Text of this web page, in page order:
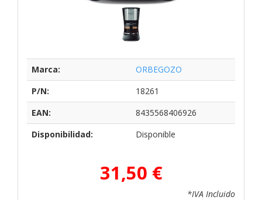
Marca:
ORBEGOZO
P/N:
18261
EAN:
8435568406926
Disponibilidad:
Disponible
31,50 €
*IVA Incluido